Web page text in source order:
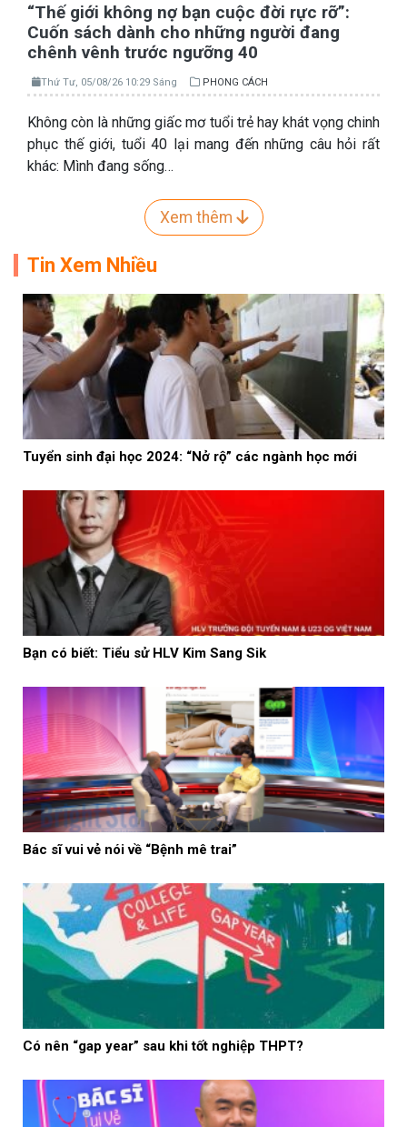
“Thế giới không nợ bạn cuộc đời rực rỡ”:
Cuốn sách dành cho những người đang
chênh vênh trước ngưỡng 40
Thứ Tư, 05/08/26 10:29 Sáng PHONG CÁCH
Không còn là những giấc mơ tuổi trẻ hay khát vọng chinh
phục thế giới, tuổi 40 lại mang đến những câu hỏi rất
khác: Mình đang sống…
Xem thêm
Tin Xem Nhiều
Tuyển sinh đại học 2024: “Nở rộ” các ngành học mới
Bạn có biết: Tiểu sử HLV Kim Sang Sik
Bác sĩ vui vẻ nói về “Bệnh mê trai”
Có nên “gap year” sau khi tốt nghiệp THPT?